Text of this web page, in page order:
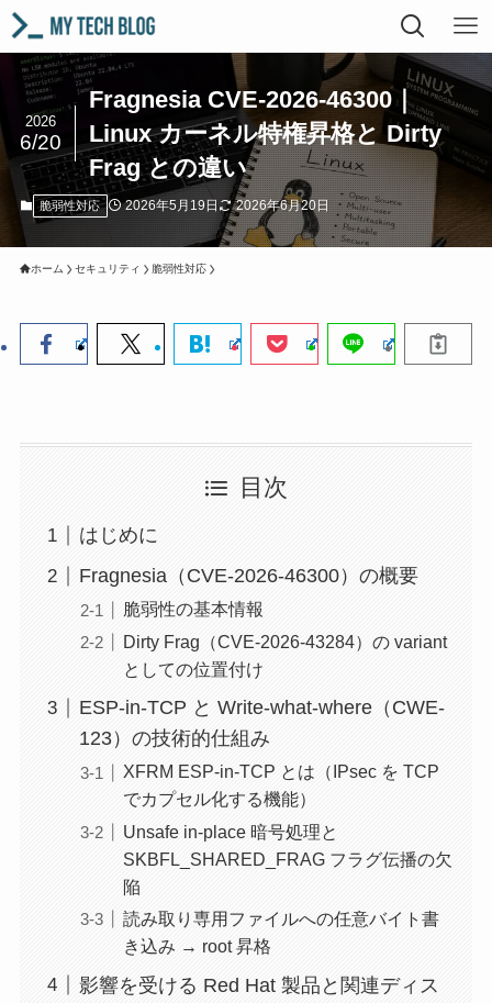
Fragnesia CVE-2026-46300｜
Linux カーネル特権昇格と Dirty
Frag との違い
2026
6/20
脆弱性対応 2026年5月19日 2026年6月20日
ホーム セキュリティ 脆弱性対応
目次
はじめに
Fragnesia（CVE-2026-46300）の概要
脆弱性の基本情報
Dirty Frag（CVE-2026-43284）の variant
としての位置付け
ESP-in-TCP と Write-what-where（CWE-
123）の技術的仕組み
XFRM ESP-in-TCP とは（IPsec を TCP
でカプセル化する機能）
Unsafe in-place 暗号処理と
SKBFL_SHARED_FRAG フラグ伝播の欠
陥
読み取り専用ファイルへの任意バイト書
き込み → root 昇格
影響を受ける Red Hat 製品と関連ディス